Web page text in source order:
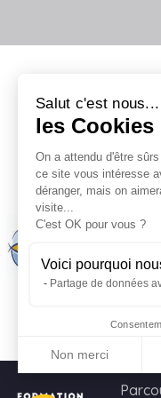
Salut c'est nous...
les Cookies
On a attendu d'être
ce site vous intéresse
déranger, mais on
visite...
C'est OK pour vous ?
Voici pourquoi
Partage de données
Non merci
Plateforme de